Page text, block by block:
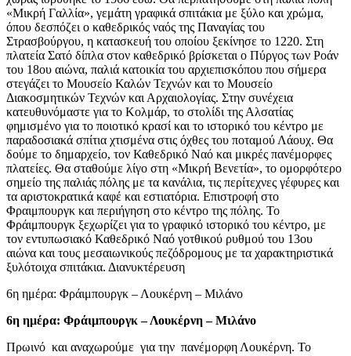
«Μικρή Γαλλία», γεμάτη γραφικά σπιτάκια με ξύλο και χρώμα,
όπου δεσπόζει ο καθεδρικός ναός της Παναγίας του
Στρασβούργου, η κατασκευή του οποίου ξεκίνησε το 1220. Στη
πλατεία Σατό δίπλα στον καθεδρικό βρίσκεται ο Πύργος των Ροάν
του 18ου αιώνα, παλιά κατοικία του αρχιεπισκόπου που σήμερα
στεγάζει το Μουσείο Καλών Τεχνών και το Μουσείο
Διακοσμητικών Τεχνών και Αρχαιολογίας. Στην συνέχεια
κατευθυνόμαστε για το Κολμάρ, το στολίδι της Αλσατίας
φημισμένο για το ποιοτικό κρασί και το ιστορικό του κέντρο με
παραδοσιακά σπίτια χτισμένα στις όχθες του ποταμού Λάουχ. Θα
δούμε το δημαρχείο, τον Καθεδρικό Ναό και μικρές πανέμορφες
πλατείες. Θα σταθούμε λίγο στη «Μικρή Βενετία», το ομορφότερο
σημείο της παλιάς πόλης με τα κανάλια, τις περίτεχνες γέφυρες και
τα αριστοκρατικά καφέ και εστιατόρια. Επιστροφή στο
Φραιμπουργκ και περιήγηση στο κέντρο της πόλης. Το
Φράιμπουργκ ξεχωρίζει για το γραφικό ιστορικό του κέντρο, με
τον εντυπωσιακό Καθεδρικό Ναό γοτθικού ρυθμού του 13ου
αιώνα και τους μεσαιωνικούς πεζόδρομους με τα χαρακτηριστικά
ξυλότοιχα σπιτάκια. Διανυκτέρευση
6η ημέρα: Φράιμπουργκ – Λουκέρνη – Μιλάνο
6η ημέρα: Φράιμπουργκ – Λουκέρνη – Μιλάνο
Πρωινό και αναχωρούμε για την πανέμορφη Λουκέρνη. Το